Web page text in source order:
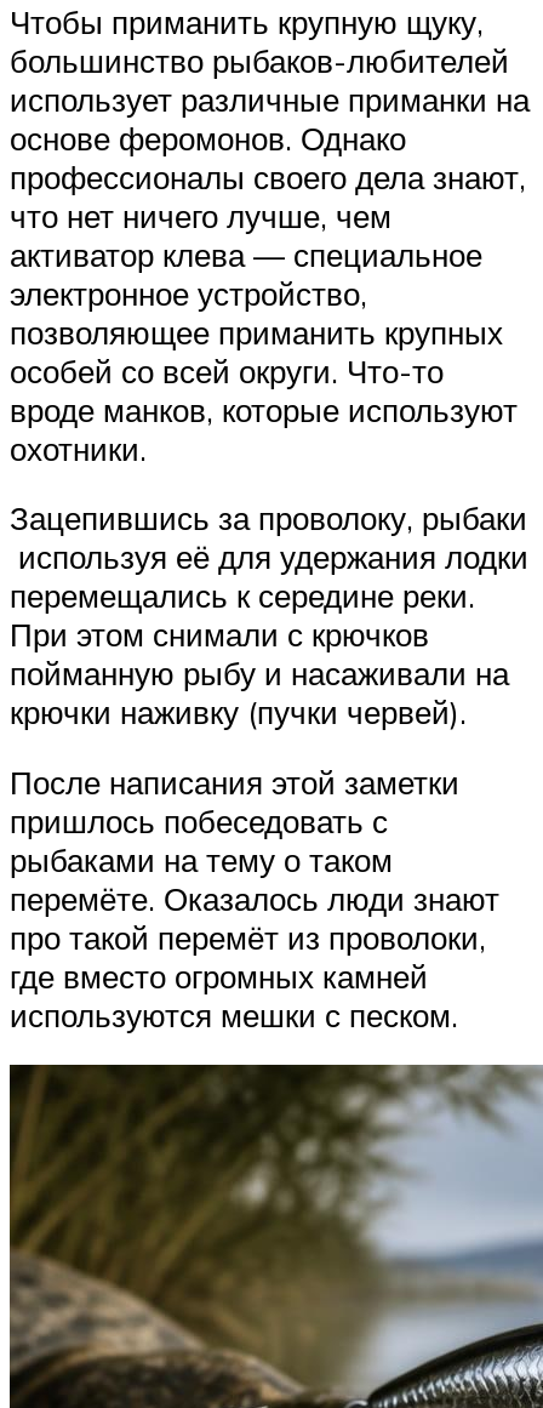
Чтобы приманить крупную щуку,
большинство рыбаков-любителей
использует различные приманки на
основе феромонов. Однако
профессионалы своего дела знают,
что нет ничего лучше, чем
активатор клева — специальное
электронное устройство,
позволяющее приманить крупных
особей со всей округи. Что-то
вроде манков, которые используют
охотники.
Зацепившись за проволоку, рыбаки
используя её для удержания лодки
перемещались к середине реки.
При этом снимали с крючков
пойманную рыбу и насаживали на
крючки наживку (пучки червей).
После написания этой заметки
пришлось побеседовать с
рыбаками на тему о таком
перемёте. Оказалось люди знают
про такой перемёт из проволоки,
где вместо огромных камней
используются мешки с песком.